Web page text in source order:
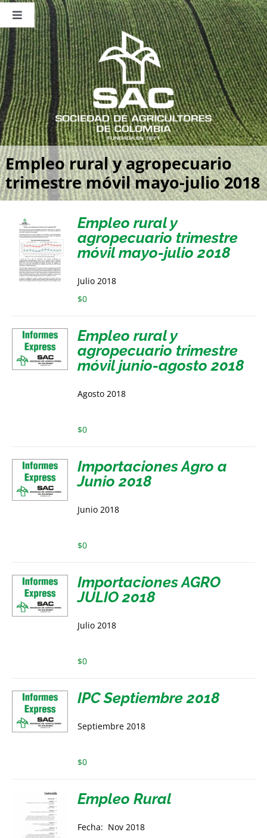
Saltar
contenido
Toggle
Navigation
Nosotros
Publicaciones
Sala de Prensa
Eventos
Empleo rural y agropecuario
trimestre móvil mayo-julio 2018
Empleo rural y
agropecuario trimestre
móvil mayo-julio 2018
Julio 2018
$0
Empleo rural y
agropecuario trimestre
móvil junio-agosto 2018
Agosto 2018
$0
Importaciones Agro a
Junio 2018
Junio 2018
$0
Importaciones AGRO
JULIO 2018
Julio 2018
$0
IPC Septiembre 2018
Septiembre 2018
$0
Empleo Rural
Fecha: Nov 2018